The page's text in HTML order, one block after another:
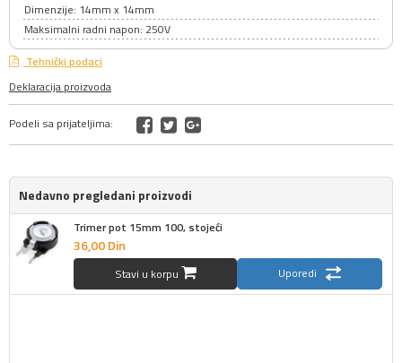
Dimenzije: 14mm x 14mm
Maksimalni radni napon: 250V
Tehnički podaci
Deklaracija proizvoda
Podeli sa prijateljima:
Nedavno pregledani proizvodi
Trimer pot 15mm 100, stojeći
36,00Din
Stavi u korpu Uporedi